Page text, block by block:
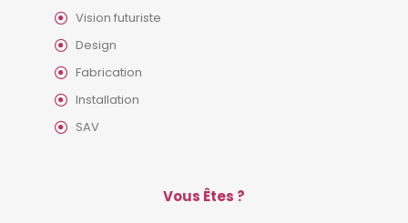
Vision futuriste
Design
Fabrication
Installation
SAV
Vous Êtes ?